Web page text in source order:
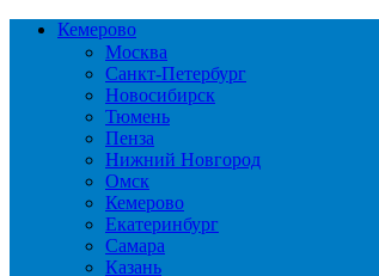
Кемерово
Москва
Санкт-Петербург
Новосибирск
Тюмень
Пенза
Нижний Новгород
Омск
Кемерово
Екатеринбург
Самара
Казань